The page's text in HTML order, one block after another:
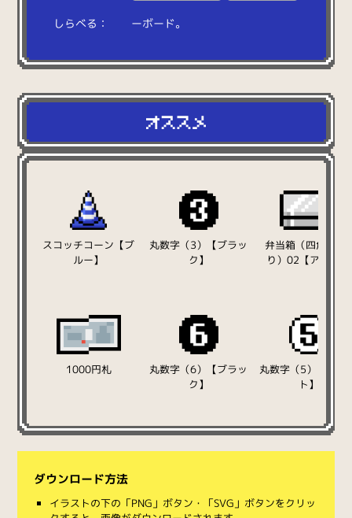
しらべる： ーボー ド。
スコッチコーン【ブ
ルー】
丸数字（3）【ブラッ
ク】
弁当箱（四角/蓋あ
り）02【アルミ】
1000円札
丸数字（6）【ブラッ
ク】
丸数字（5）【ホワ
ト】
ダウンロード方法
イラストの下の「PNG」ボタン・「SVG」ボタンをクリッ